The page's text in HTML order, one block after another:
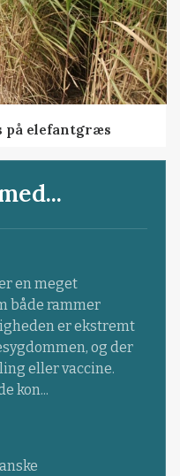
elefantgræs
en meget
både rammer
er ekstremt
og der
eller vaccine.
kon...